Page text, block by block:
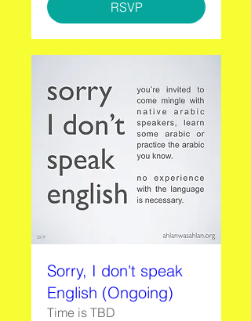
RSVP
Sorry, I don't speak
English (Ongoing)
Time is TBD